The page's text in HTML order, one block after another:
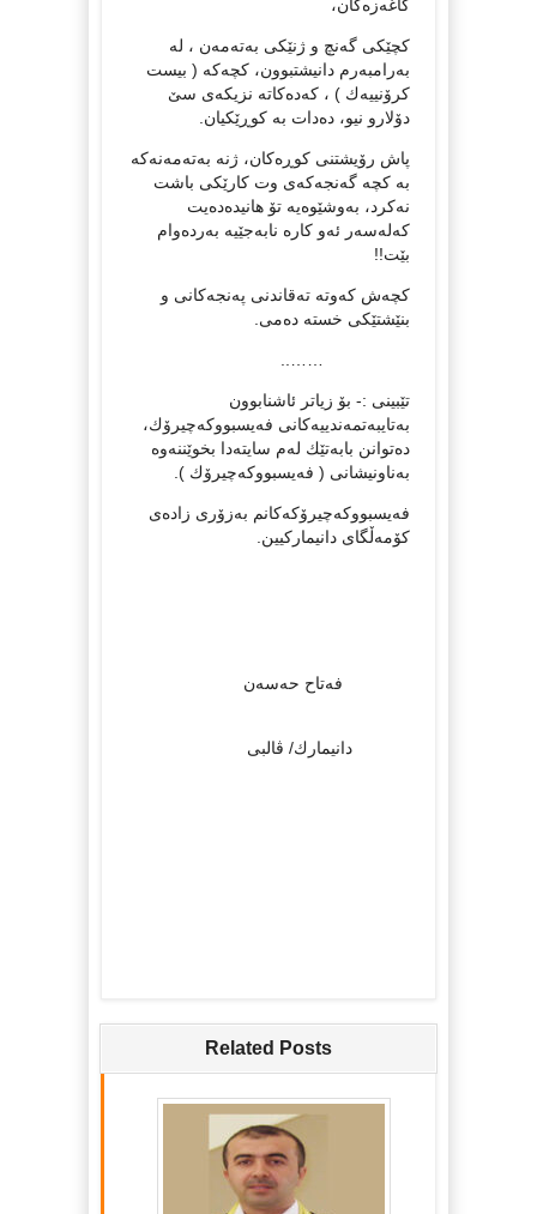
کاغەزەکان،
کچێکی گەنچ و ژنێکی بەتەمەن ، لە
بەرامبەرم دانیشتبوون، کچەکە ( بیست
کرۆنییەك ) ، کەدەکاتە نزیکەی سێ
دۆلارو نیو، دەدات بە کوڕێکیان.
پاش رۆیشتنی کوڕەکان، ژنە بەتەمەنەکە
بە کچە گەنجەکەی وت کارێکی باشت
نەکرد، بەوشێوەیە تۆ هانیدەدەیت
کەلەسەر ئەو کارە نابەجێیە بەردەوام
بێت!!
کچەش کەوتە تەقاندنی پەنجەکانی و
بنێشتێکی خستە دەمی.
تێبینی :- بۆ زیاتر ئاشنابوون
بەتایبەتمەندییەکانی فەیسبووکەچیرۆك،
دەتوانن بابەتێك لەم سایتەدا بخوێننەوە
بەناونیشانی ( فەیسبووکەچیرۆك ).
فەیسبووکەچیرۆکەکانم بەزۆری زادەی
کۆمەڵگای دانیمارکیین.
فەتاح حەسەن
دانیمارك/ ڤالبی
Related Posts